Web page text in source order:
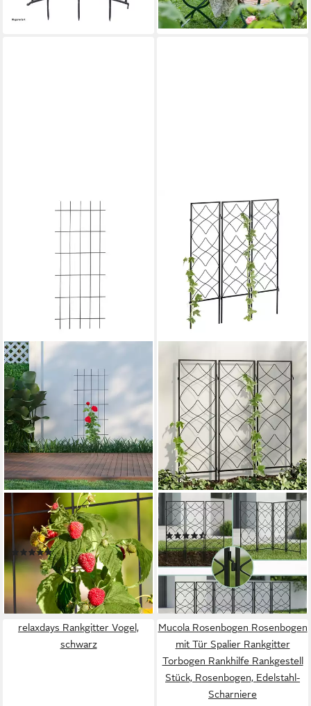
-75%
lieferbar - in 3-4 Werktagen bei dir
RELAXDAYS
Rankgitter Metall 150 cm, 1
St., 1er Pack
(3)
23,99 € UVP39,99 €
-40%
lieferbar - in 2-3 Werktagen bei dir
RELAXDAYS
Rankgitter Metall im 3er Set
(4)
44,99 € UVP69,99 €
-36%
lieferbar - in 2-3 Werktagen bei dir
relaxdays Rankgitter Vogel,
schwarz
Mucola Rosenbogen Rosenbogen
mit Tür Spalier Rankgitter
Torbogen Rankhilfe Rankgestell
Stück, Rosenbogen, Edelstahl-
Scharniere